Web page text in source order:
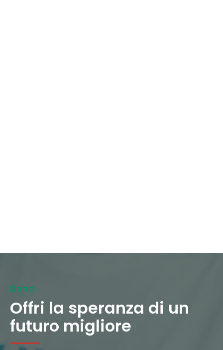
Dona
Offri la speranza di un
futuro migliore